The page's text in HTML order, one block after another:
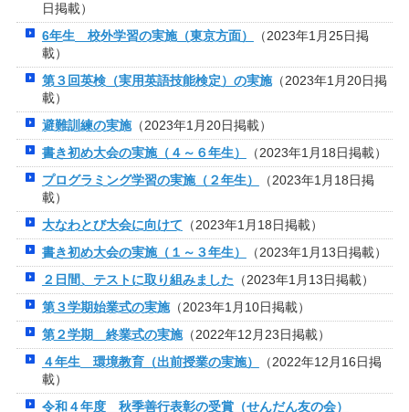
日掲載）
6年生 校外学習の実施（東京方面）
（2023年1月25日掲
載）
第３回英検（実用英語技能検定）の実施（2023年1月20日掲
載）
避難訓練の実施（2023年1月20日掲載）
書き初め大会の実施（４～６年生）
（2023年1月18日掲載）
プログラミング学習の実施（２年生）
（2023年1月18日掲
載）
大なわとび大会に向けて （2023年1月18日掲載）
書き初め大会の実施（１～３年生）
（2023年1月13日掲載）
２日間、テストに取り組みました （2023年1月13日掲載）
第３学期始業式の実施（2023年1月10日掲載）
第２学期 終業式の実施（2022年12月23日掲載）
４年生 環境教育（出前授業の実施）
（2022年12月16日掲
載）
令和４年度 秋季善行表彰の受賞（せんだん友の会）